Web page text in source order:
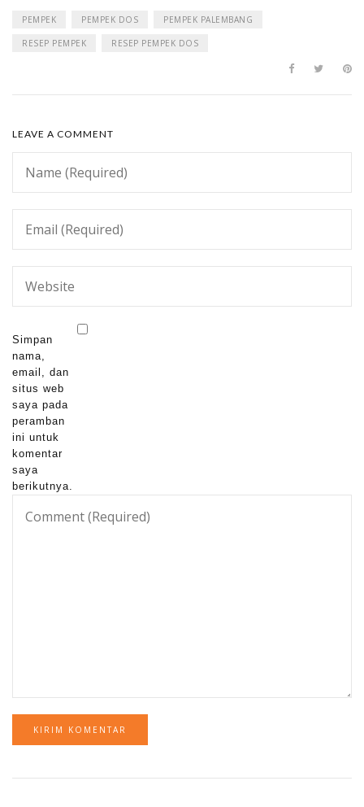
PEMPEK PEMPEK DOS PEMPEK PALEMBANG
RESEP PEMPEK RESEP PEMPEK DOS
LEAVE A COMMENT
Simpan
nama,
email, dan
situs web
saya pada
peramban
ini untuk
komentar
saya
berikutnya.